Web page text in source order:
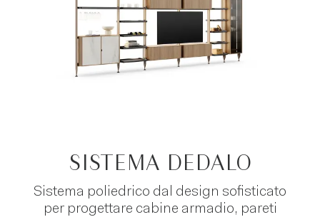
soluzioni personalizzabili Novamobili per la tua
nuova cabina armadio moderna, scarica il
catalogo online.
SISTEMA DEDALO
Sistema poliedrico dal design sofisticato
per progettare cabine armadio, pareti